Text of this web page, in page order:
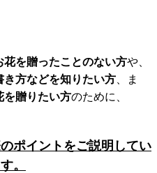
花を贈ったことのない方や、
き方などを知りたい方
ま
を贈りたい方のために、
ポイントをご説明してい
。